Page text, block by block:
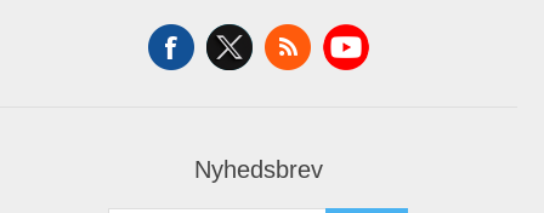
Nyhedsbrev